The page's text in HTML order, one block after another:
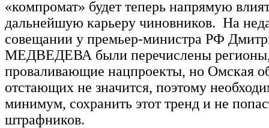
«компромат» будет теперь напрямую
дальнейшую карьеру чиновников. На
совещании у премьер-министра РФ
МЕДВЕДЕВА были перечислены регионы,
проваливающие нацпроекты, но Омская
отстающих не значится, поэтому
минимум, сохранить этот тренд и не
штрафников.